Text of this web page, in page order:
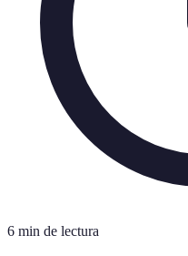
6 min de lectura